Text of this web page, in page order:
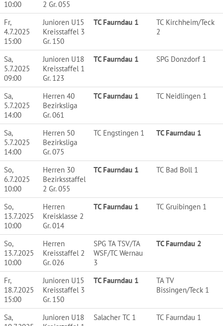
10:00
2 Gr. 055
Fr,
4.7.2025
15:00
Junioren U15
Kreisstaffel 3
Gr. 150
TC Faurndau 1
TC Kirchheim/Teck
2
Sa,
5.7.2025
09:00
Junioren U18
Kreisstaffel 1
Gr. 123
TC Faurndau 1 SPG Donzdorf 1
Sa,
5.7.2025
14:00
Herren 40
Bezirksliga
Gr. 061
TC Faurndau 1 TC Neidlingen 1
Sa,
5.7.2025
14:00
Herren 50
Bezirksliga
Gr. 075
TC Engstingen 1 TC Faurndau 1
So,
6.7.2025
10:00
Herren 30
Bezirksstaffel
2 Gr. 055
TC Faurndau 1 TC Bad Boll 1
So,
13.7.2025
10:00
Herren
Kreisklasse 2
Gr. 014
TC Faurndau 1 TC Gruibingen 1
So,
13.7.2025
10:00
Herren
Kreisstaffel 2
Gr. 026
SPG TA TSV/TA
WSF/TC Wernau
3
TC Faurndau 2
Fr,
18.7.2025
15:00
Junioren U15
Kreisstaffel 3
Gr. 150
TC Faurndau 1
TA TV
Bissingen/Teck 1
Sa,
Junioren U18
Salacher TC 1 TC Faurndau 1